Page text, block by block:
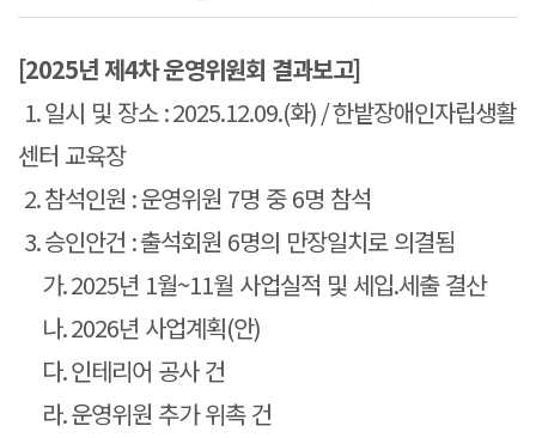
[2025년 제4차 운영위원회 결과보고]
1.일시 및 장소: 2025.12.09.(화) /한밭장애인자립생활
센터 교육장
2.참석인원 :운영위원 7명 중6명 참석
3.승인안건 :출석회원 6명의 만장일치로 의결됨
가. 2025년 1월~11월 사업실적 및 세입.세출 결산
나. 2026년 사업계획(안)
다.인테리어 공사 건
라.운영위원 추가 위촉 건